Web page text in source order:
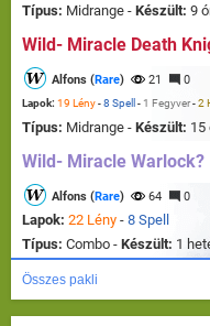
Típus: Midrange - Készült: 9
Wild- Miracle Death
Alfons (Rare) 21 0
Lapok: 19 Lény-8 Spell - 1 Fegyver-2
Típus: Midrange - Készült: 15
Wild- Miracle Warlock?
Alfons (Rare) 64 0
Lapok: 22 Lény - 8 Spell
Típus: Combo - Készült: 1
Összes pakli